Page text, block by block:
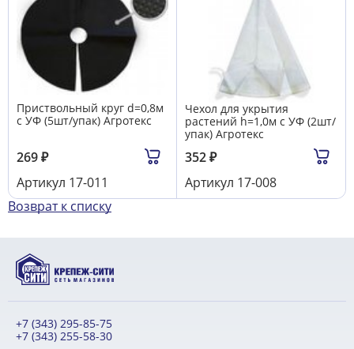
Приствольный круг d=0,8м
с УФ (5шт/упак) Агротекс
269₽
Артикул 17-011
Чехол для укрытия
растений h=1,0м с УФ (2шт/
упак) Агротекс
352₽
Артикул 17-008
Возврат к списку
+7 (343) 295-85-75
+7 (343) 255-58-30